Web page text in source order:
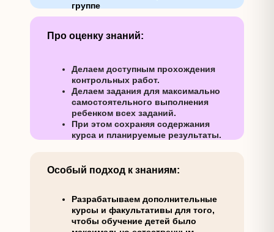
группе
Разрабатываем дополнительные
курсы и факультативы для того,
чтобы обучение детей было
Особый подход к знаниям:
Делаем доступным прохождения
контрольных работ.
Делаем задания для максимально
самостоятельного выполнения
ребенком всех заданий.
При этом сохраняя содержания
курса и планируемые результаты.
Про оценку знаний: